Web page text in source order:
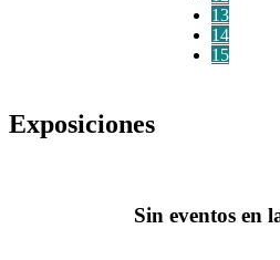
13
14
15
Exposiciones
Sin eventos en